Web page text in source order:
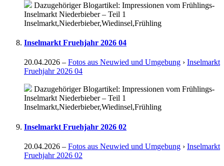
Dazugehöriger Blogartikel: Impressionen vom Frühlings-
Inselmarkt Niederbieber – Teil 1
Inselmarkt,Niederbieber,Wiedinsel,Frühling
Inselmarkt Fruehjahr 2026 04
20.04.2026 – Fotos aus Neuwied und Umgebung › Inselmarkt
Fruehjahr 2026 04
Dazugehöriger Blogartikel: Impressionen vom Frühlings-
Inselmarkt Niederbieber – Teil 1
Inselmarkt,Niederbieber,Wiedinsel,Frühling
Inselmarkt Fruehjahr 2026 02
20.04.2026 – Fotos aus Neuwied und Umgebung › Inselmarkt
Fruehjahr 2026 02